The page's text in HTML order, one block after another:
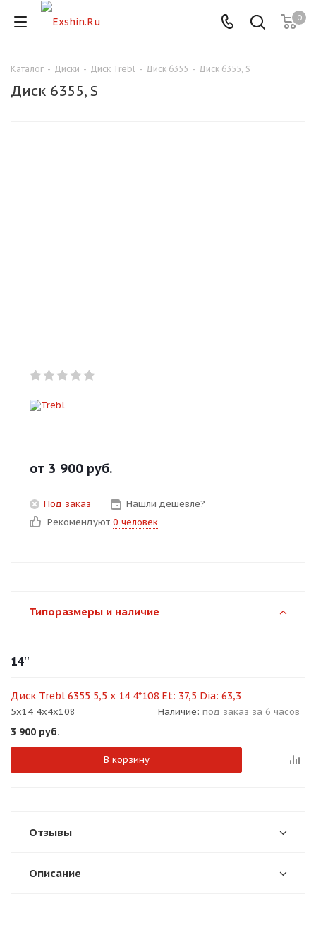
0
Каталог - Диски - Диск Trebl - Диск 6355 - Диск 6355, S
Диск 6355, S
от 3 900 руб.
Под заказ
Нашли дешевле?
Рекомендуют 0 человек
Типоразмеры и наличие
14''
Диск Trebl 6355 5,5 x 14 4*108 Et: 37,5 Dia: 63,3
5x14 4x4x108 Наличие: под заказ за 6 часов
3 900 руб.
В корзину
Отзывы
Описание
Для клиентов всех банков
Оплачивайте сегодня только
Получайте товар
Оставшиеся75% будут
недели
Остались вопросы?
plait.ru